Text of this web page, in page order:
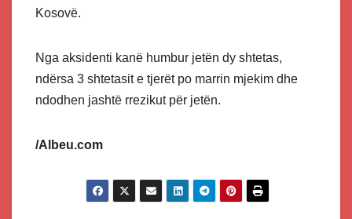
Kosovë.
Nga aksidenti kanë humbur jetën dy shtetas,
ndërsa 3 shtetasit e tjerët po marrin mjekim dhe
ndodhen jashtë rrezikut për jetën.
/Albeu.com